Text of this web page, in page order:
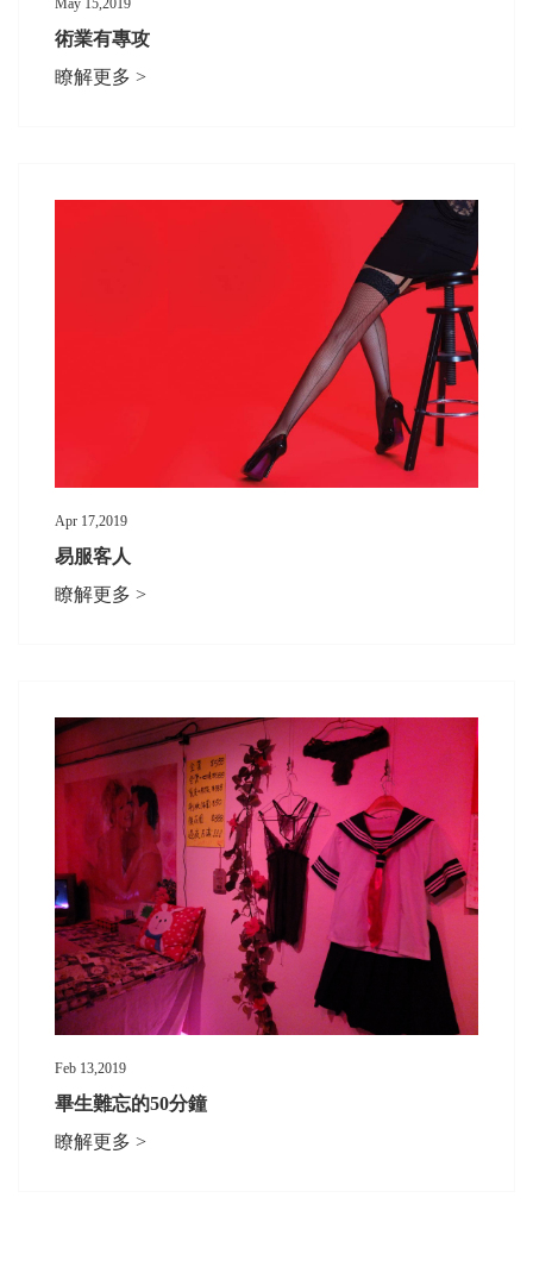
術業有專攻
瞭解更多 >
Apr 17,2019
易服客人
瞭解更多 >
Feb 13,2019
畢生難忘的50分鐘
瞭解更多 >